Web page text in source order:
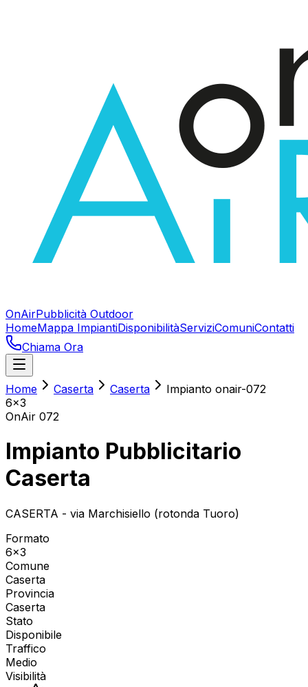
OnAirPubblicità Outdoor
HomeMappa ImpiantiDisponibilitàServiziComuniContatti
Chiama Ora
Home Caserta Caserta
Impianto onair-072
6x3
OnAir 072
Impianto Pubblicitario
Caserta
CASERTA - via Marchisiello (rotonda Tuoro)
Formato
6x3
Comune
Caserta
Provincia
Caserta
Stato
Disponibile
Traffico
Medio
Visibilità